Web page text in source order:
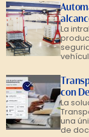
La
con
La
una
de